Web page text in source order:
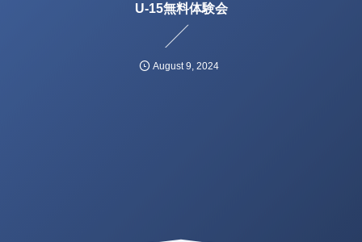
U-15無料体験会
August 9,2024